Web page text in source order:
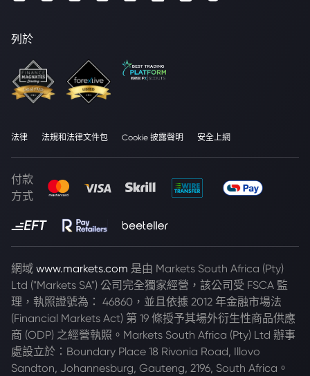
列於
法律 法規和法律文件包 Cookie 披露聲明 安全上網
付款
方式
網域 www.markets.com 是由 Markets South Africa (Pty)
Ltd ("Markets SA") 公司完全獨家經營，該公司受 FSCA 監
理，執照證號為： 46860，並且依據 2012 年金融市場法
(Financial Markets Act) 第 19 條授予其場外衍生性商品供應
商 (ODP) 之經營執照。Markets South Africa (Pty) Ltd 辦事
處設立於：Boundary Place 18 Rivonia Road, Illovo
Sandton, Johannesburg, Gauteng, 2196, South Africa。